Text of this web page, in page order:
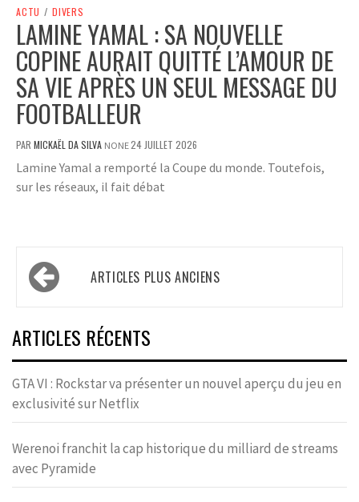
ACTU / DIVERS
LAMINE YAMAL : SA NOUVELLE
COPINE AURAIT QUITTÉ L’AMOUR DE
SA VIE APRÈS UN SEUL MESSAGE DU
FOOTBALLEUR
PAR MICKAËL DA SILVA NONE24 JUILLET 2026
Lamine Yamal a remporté la Coupe du monde. Toutefois,
sur les réseaux, il fait débat
Navigation
des ARTICLES PLUS ANCIENS
ARTICLES RÉCENTS
GTA VI : Rockstar va présenter un nouvel aperçu du jeu en
exclusivité sur Netflix
Werenoi franchit la cap historique du milliard de streams
avec Pyramide